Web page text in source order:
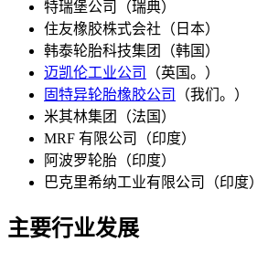
特瑞堡公司（瑞典）
住友橡胶株式会社（日本）
韩泰轮胎科技集团（韩国）
迈凯伦工业公司
（英国。）
固特异轮胎橡胶公司
（我们。）
米其林集团（法国）
MRF 有限公司（印度）
阿波罗轮胎（印度）
巴克里希纳工业有限公司（印度）
主要行业发展